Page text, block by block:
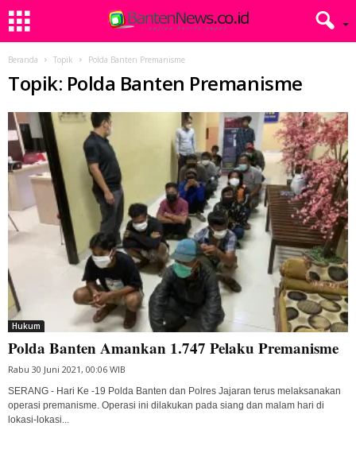
Beranda Topik Polda Banten Premanisme
Topik: Polda Banten Premanisme
Hukum
Polda Banten Amankan 1.747 Pelaku Premanisme
Rabu 30 Juni 2021, 00:06 WIB
SERANG - Hari Ke -19 Polda Banten dan Polres Jajaran terus melaksanakan
operasi premanisme. Operasi ini dilakukan pada siang dan malam hari di
lokasi-lokasi...